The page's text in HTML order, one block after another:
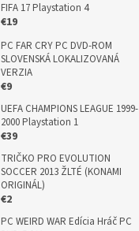
FIFA 17 Playstation 4
€19
PC FAR CRY PC DVD-ROM
SLOVENSKÁ LOKALIZOVANÁ
VERZIA
€9
UEFA CHAMPIONS LEAGUE 1999-
2000 Playstation 1
€39
TRIČKO PRO EVOLUTION
SOCCER 2013 ŽLTÉ (KONAMI
ORIGINÁL)
€2
PC WEIRD WAR Edícia Hráč PC